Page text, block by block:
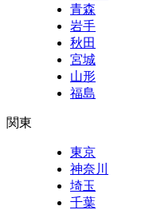
青森
岩手
秋田
宮城
山形
福島
関東
東京
神奈川
埼玉
千葉